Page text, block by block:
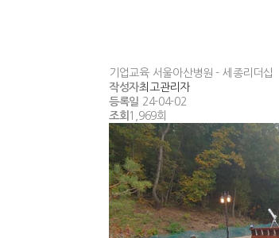
기업교육서울아산병원 - 세종리더십
작성자최고관리자
등록일 24-04-02
조회 1,969회